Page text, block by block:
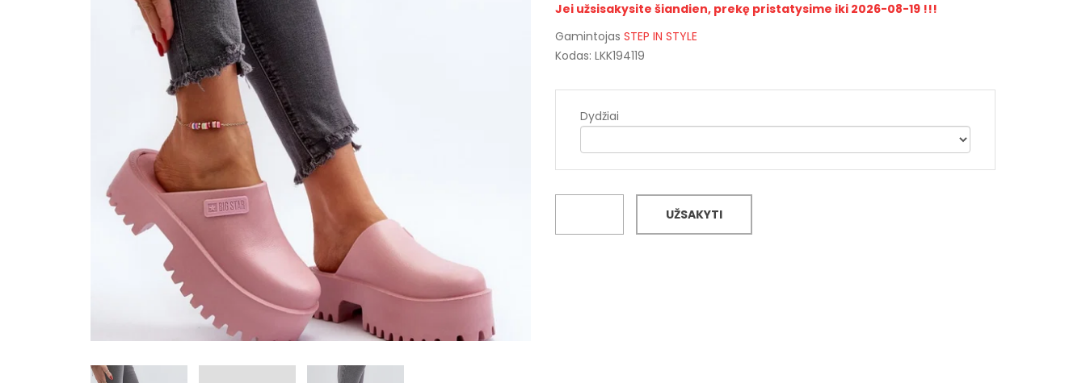
Jei užsisakysite šiandien, prekę pristatysime iki 2026-08-19 !!!
Gamintojas STEP IN STYLE
Kodas: LKK194119
Dydžiai
UŽSAKYTI